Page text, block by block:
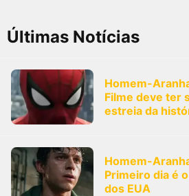
Últimas Notícias
Homem-
Filme deve ter
estreia da
Homem-
Primeiro dia é
dos EUA